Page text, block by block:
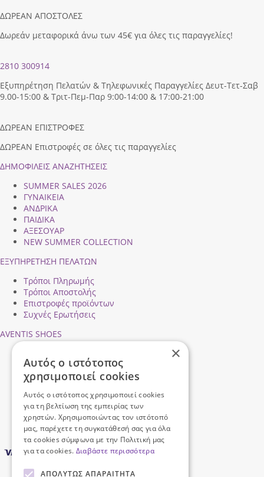
ΔΩΡΕΑΝ ΑΠΟΣΤΟΛΕΣ
Δωρεάν μεταφορικά άνω των 45€ για όλες τις παραγγελίες!
2810 300914
Εξυπηρέτηση Πελατών & Τηλεφωνικές Παραγγελίες Δευτ-Τετ-Σαβ
9.00-15:00 & Τριτ-Πεμ-Παρ 9:00-14:00 & 17:00-21:00
ΔΩΡΕΑΝ ΕΠΙΣΤΡΟΦΕΣ
ΔΩΡΕΑΝ Επιστροφές σε όλες τις παραγγελίες
ΔΗΜΟΦΙΛEIΣ ΑΝΑΖΗΤΗΣΕΙΣ
SUMMER SALES 2026
ΓΥΝΑΙΚΕΙΑ
ΑΝΔΡΙΚΑ
ΠΑΙΔΙΚΑ
ΑΞΕΣΟΥΑΡ
NEW SUMMER COLLECTION
ΕΞΥΠΗΡΕΤΗΣΗ ΠΕΛΑΤΩΝ
Τρόποι Πληρωμής
Τρόποι Αποστολής
Επιστροφές προϊόντων
Συχνές Ερωτήσεις
AVENTIS SHOES
Ασφάλεια Συναλλαγών
Προσωπικά Δεδομένα
Όροι Χρήσης
×
Αυτός ο ιστότοπος
χρησιμοποιεί cookies
Αυτός ο ιστότοπος χρησιμοποιεί cookies
για τη βελτίωση της εμπειρίας των
χρηστών. Χρησιμοποιώντας τον ιστότοπό
μας, παρέχετε τη συγκατάθεσή σας για όλα
τα cookies σύμφωνα με την Πολιτική μας
για τα cookies. Διαβάστε περισσότερα
ΑΠΟΛΎΤΩΣ ΑΠΑΡΑΊΤΗΤΑ